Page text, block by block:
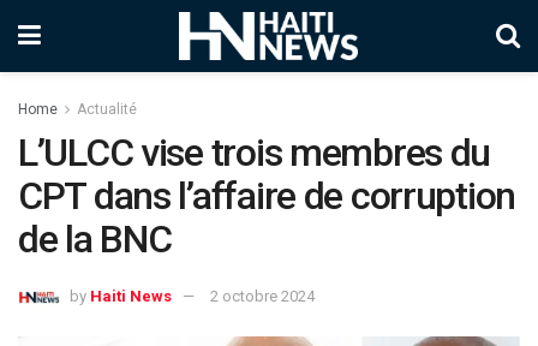
Home Actualité
L’ULCC vise trois membres du
CPT dans l’affaire de corruption
de la BNC
by Haiti News 2 octobre 2024